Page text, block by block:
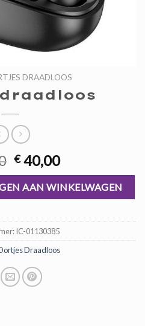
DRAADLOOS
Oorspronkelijke
prijs
was:
€ 60,00.
€40,00Huidige
prijs
is:
€ 40,00.
AAN WINKELWAGEN
IC-01130385
Draadloos